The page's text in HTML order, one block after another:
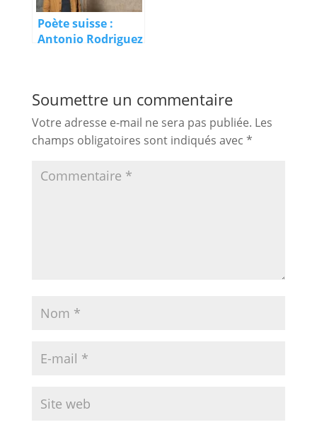
Poète suisse :
Antonio Rodriguez
Soumettre un commentaire
Votre adresse e-mail ne sera pas publiée. Les
champs obligatoires sont indiqués avec *